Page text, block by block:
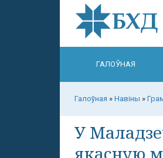
ГАЛОЎНАЯ
Галоўная » Навіны »
У
якасную